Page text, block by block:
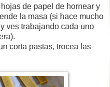
de papel de hornear y
la masa (si hace mucho
ves trabajando cada uno
corta pastas, trocea las